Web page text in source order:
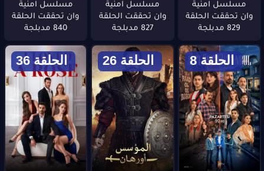
مسلسل امنية
وان تحققت الحلقة
829 مدبلجة
مسلسل امنية
وان تحققت الحلقة
827 مدبلجة
مسلسل امنية
وان تحققت الحلقة
840 مدبلجة
الحلقة 8 الحلقة 26 الحلقة 36